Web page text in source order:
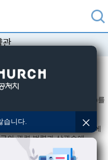
관
이라 합니다)은 이용자가 본
관련 서비스(이하 "서비스")를
및 책임사항을 규정함을
회의 권리, 의무 및 책임사항에
의 관련 법령과 상관습에
습니다.